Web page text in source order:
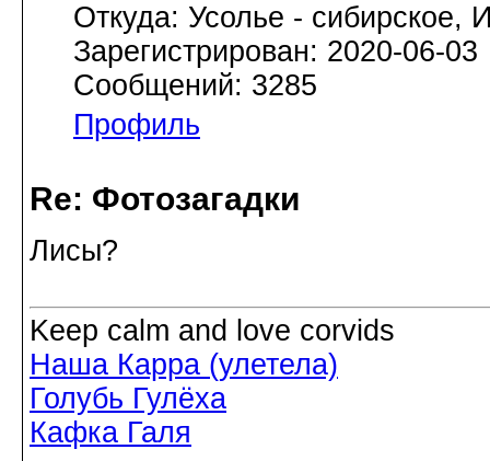
Откуда: Усолье - сибирское,
Зарегистрирован: 2020-06-03
Сообщений: 3285
Профиль
Re: Фотозагадки
Лисы?
Keep calm and love corvids
Наша Карра (улетела)
Голубь Гулёха
Кафка Галя